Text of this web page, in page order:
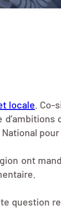
locale .
pour
ont
question